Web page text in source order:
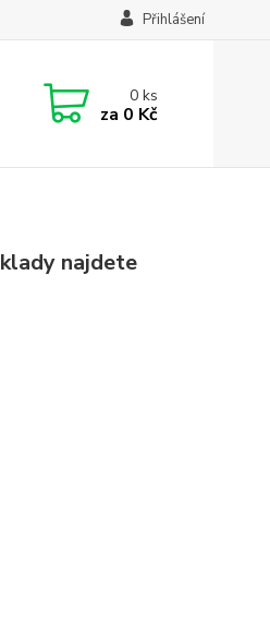
Přihlášení
0ks
za 0 Kč
najdete